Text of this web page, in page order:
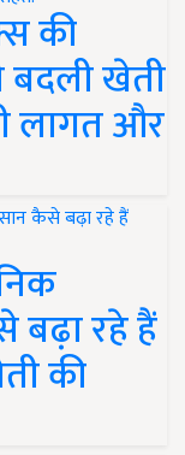
की
बदली खेती
लागत और
बढ़ा रहे हैं
की